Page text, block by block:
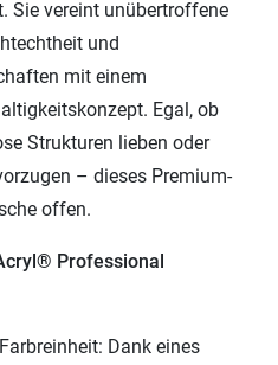
Sie vereint unübertroffene
und
mit einem
Egal, ob
Strukturen lieben oder
– dieses Premium-
offen.
Professional
Dank eines